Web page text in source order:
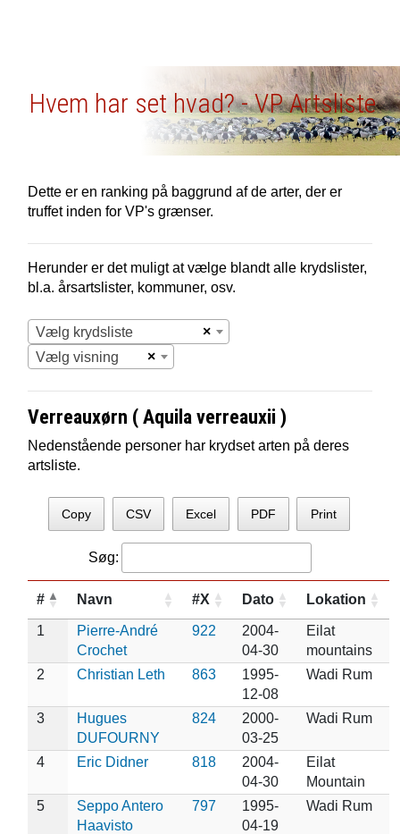
Hvem har set hvad? - VP Artsliste
Dette er en ranking på baggrund af de arter, der er
truffet inden for VP's grænser.
Herunder er det muligt at vælge blandt alle krydslister,
bl.a. årsartslister, kommuner, osv.
×
Vælg krydsliste
×
Vælg visning
Verreauxørn ( Aquila verreauxii )
Nedenstående personer har krydset arten på deres
artsliste.
Copy CSV Excel PDF Print
Søg:
# Navn #X Dato Lokation
1
Pierre-André
Crochet
922
2004-
04-30
Eilat
mountains
2
Christian Leth 863
1995-
12-08
Wadi Rum
3
Hugues
DUFOURNY
824
2000-
03-25
Wadi Rum
4 Eric Didner 818
2004-
04-30
Eilat
Mountain
5
Seppo Antero
Haavisto
797
1995-
04-19
Wadi Rum